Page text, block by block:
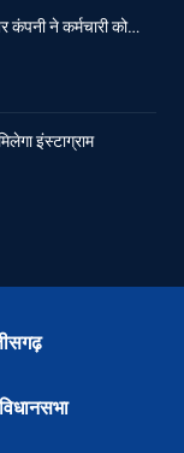
कंपनी ने कर्मचारी को…
इंस्टाग्राम